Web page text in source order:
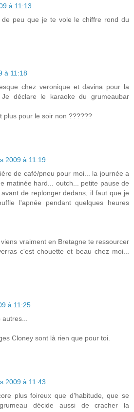
à 11:13
peu que je te vole le chiffre rond du
à 11:18
chez veronique et davina pour la
Je déclare le karaoke du grumeaubar
plus pour le soir non ??????
2009 à 11:19
de café/pneu pour moi... la journée a
matinée hard... outch... petite pause de
de replonger dedans, il faut que je
l'apnée pendant quelques heures
vraiment en Bretagne te ressourcer
c'est chouette et beau chez moi...
à 11:25
Cloney sont là rien que pour toi.
2009 à 11:43
plus foireux que d'habitude, que se
décide aussi de cracher la